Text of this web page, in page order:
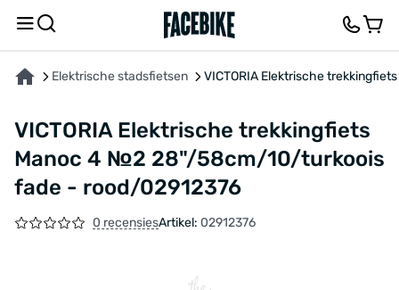
Elektrische stadsfietsen VICTORIA Elektrische
VICTORIA Elektrische trekkingfiets
Manoc 4 №2 28"/58cm/10/turkoois
fade - rood/02912376
0 recensiesArtikel: 02912376
OVER HET PRODUCT KENMERKENFEEDBACK EN VRAGEN